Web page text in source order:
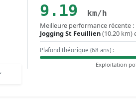
9.19 km/h
Meilleure performance récente :
Jogging St Feuillien(10.20 km)
Plafond théorique (68 ans) :
Exploitation